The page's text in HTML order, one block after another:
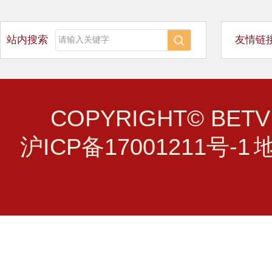
站内搜索 友情链
COPYRIGHT©
沪ICP备17001211号-1